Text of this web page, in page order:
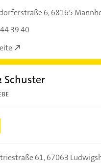
6,68165
39 40
Schuster
61,67063